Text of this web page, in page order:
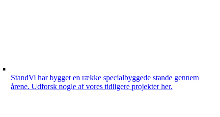
StandVi har bygget en række specialbyggede stande gennem
årene. Udforsk nogle af vores tidligere projekter her.